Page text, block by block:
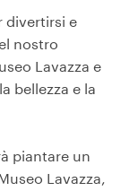
divertirsi e
nostro
Lavazza e
bellezza e la
piantare un
Lavazza,